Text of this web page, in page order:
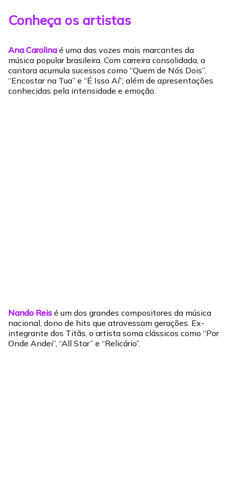
Conheça os artistas
Ana Carolina é uma das vozes mais marcantes da
música popular brasileira. Com carreira consolidada, a
cantora acumula sucessos como “Quem de Nós Dois”,
“Encostar na Tua” e “É Isso Aí”, além de apresentações
conhecidas pela intensidade e emoção.
Nando Reis é um dos grandes compositores da música
nacional, dono de hits que atravessam gerações. Ex-
integrante dos Titãs, o artista soma clássicos como “Por
Onde Andei”, “All Star” e “Relicário”.